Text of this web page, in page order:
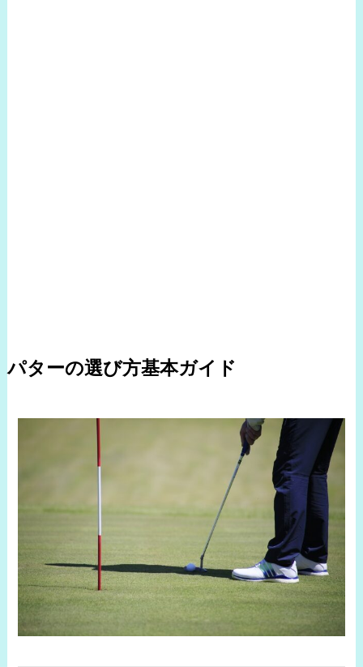
パターの選び方基本ガイド